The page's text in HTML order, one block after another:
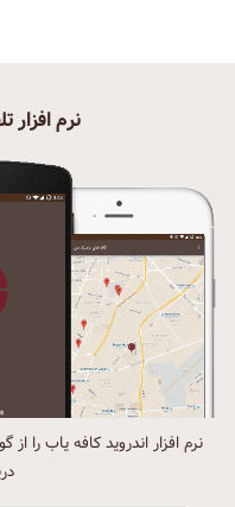
نرم افزار
نرم افزار اندروید کافه یاب را